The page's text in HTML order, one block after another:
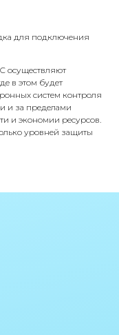
для подключения
осуществляют
в этом будет
систем контроля
и за пределами
и экономии ресурсов.
уровней защиты